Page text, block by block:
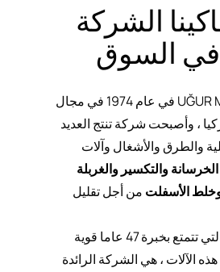
الشركة
في السوق
تأسست UĞUR MAKINA في عام 1974 في مجال
، وأصبحت شركة تنتج العديد
والطرق والأشغال وآلات
والتكسير والغربلة
الأسفلت من أجل تقليل
Uğur Makina ، التي تتمتع بخبرة 47 عاما قوية
الآلات ، هي الشركة الرائدة